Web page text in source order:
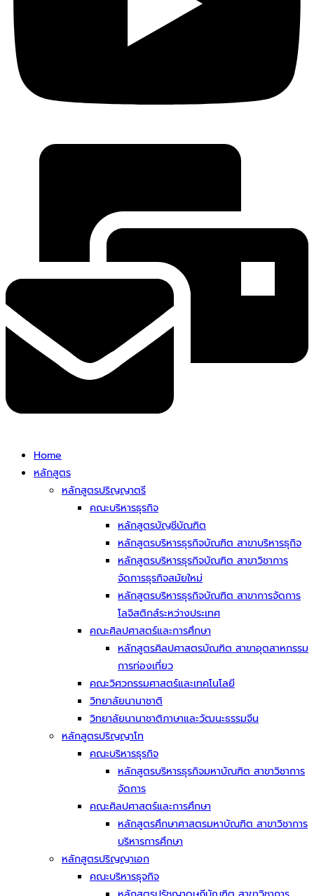
Home
หลักสูตร
หลักสูตรปริญญาตรี
คณะบริหารธุรกิจ
หลักสูตรบัญชีบัณฑิต
หลักสูตรบริหารธุรกิจบัณฑิต สาขาบริหารธุกิจ
หลักสูตรบริหารธุรกิจบัณฑิต สาขาวิชาการ
จัดการธุรกิจสมัยใหม่
หลักสูตรบริหารธุรกิจบัณฑิต สาขาการจัดการ
โลจิสติกส์ระหว่างประเทศ
คณะศิลปศาสตร์และการศึกษา
หลักสูตรศิลปศาสตรบัณฑิต สาขาอุตสาหกรรม
การท่องเที่ยว
คณะวิศวกรรมศาสตร์และเทคโนโลยี
วิทยาลัยนานาชาติ
วิทยาลัยนานาชาติภาษาและวัฒนะธรรมจีน
หลักสูตรปริญญาโท
คณะบริหารธุรกิจ
หลักสูตรบริหารธุรกิจมหาบัณฑิต สาขาวิชาการ
จัดการ
คณะศิลปศาสตร์และการศึกษา
หลักสูตรศึกษาศาสตรมหาบัณฑิต สาขาวิชาการ
บริหารการศึกษา
หลักสูตรปริญญาเอก
คณะบริหารธุจกิจ